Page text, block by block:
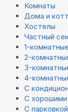
Комнаты
Дома и
Хостелы
Частный
1-комнатные
2-
3-
4-
С
С хорошими
С парковкой